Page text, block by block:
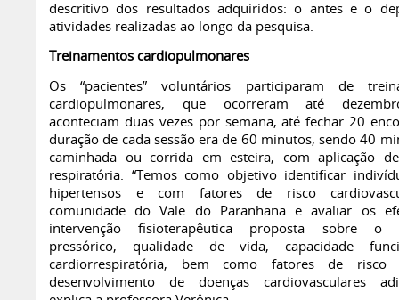
descritivo dos resultados adquiridos: o antes e o
atividades realizadas ao longo da pesquisa.
Treinamentos cardiopulmonares
Os “pacientes” voluntários participaram de
cardiopulmonares, que ocorreram até
aconteciam duas vezes por semana, até fechar 20
duração de cada sessão era de 60 minutos, sendo 40
caminhada ou corrida em esteira, com aplicação
respiratória. “Temos como objetivo identificar
hipertensos e com fatores de risco
comunidade do Vale do Paranhana e avaliar os
intervenção fisioterapêutica proposta sobre o
pressórico, qualidade de vida, capacidade
cardiorrespiratória, bem como fatores de
desenvolvimento de doenças cardiovasculares